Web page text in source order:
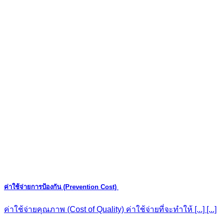
ค่าใช้จ่ายการป้องกัน (Prevention Cost)
ค่าใช้จ่ายคุณภาพ (Cost of Quality) ค่าใช้จ่ายที่จะทำให้ [...] [...]